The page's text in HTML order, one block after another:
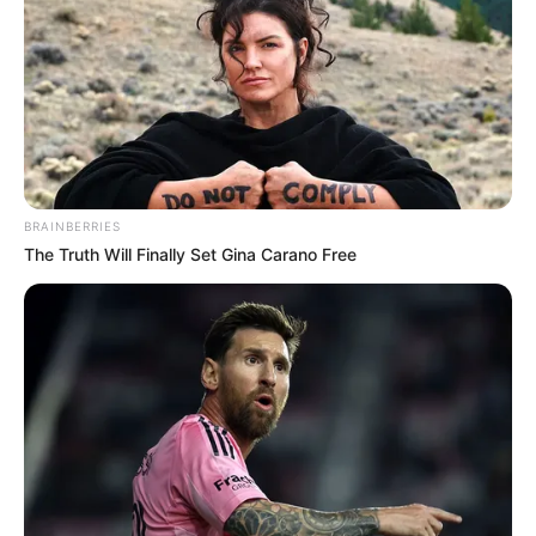
Залишити відповідь
Щоб відправити коментар вам необхідно
авторизуватись
Погода
Ужгород
давление:
ветер:
BRAINBERRIES
The Truth Will Finally Set Gina Carano Free